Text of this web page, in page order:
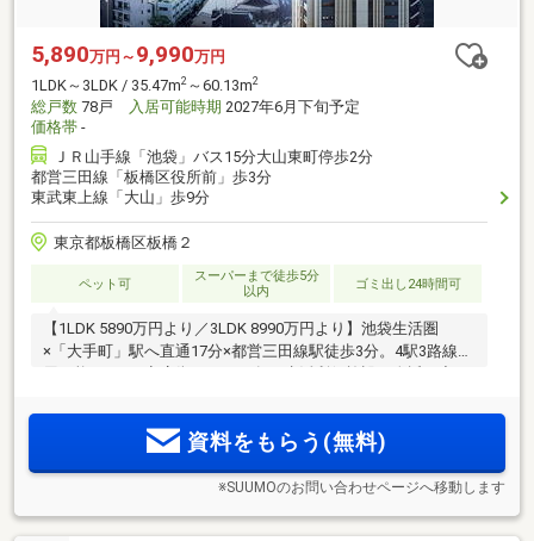
5,890万円～ 9,990万円
1LDK～3LDK / 35.47m2 ～60.13m2
総戸数 78戸 入居可能時期 2027年6月下旬予定
価格帯 -
ＪＲ山手線「池袋」バス15分大山東町停歩2分
都営三田線「板橋区役所前」歩3分
東武東上線「大山」歩9分
東京都板橋区板橋２
ペット可
スーパーまで徒歩5分
以内
ゴミ出し24時間可
【1LDK 5890万円より／3LDK 8990万円より】池袋生活圏
×「大手町」駅へ直通17分×都営三田線駅徒歩3分。4駅3路線利
慮した内廊下設計。
資料をもらう(無料)
※SUUMOのお問い合わせページへ移動します